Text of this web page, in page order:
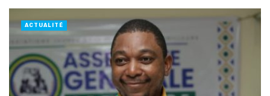
ACTUALITÉ